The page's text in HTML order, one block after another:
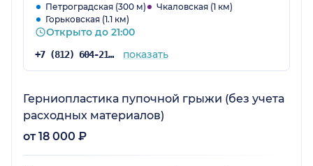
Петроградская (300 м)
Чкаловская (1 км)
Горьковская (1.1 км)
Открыто до 21:00
+7 (812) 604-21-66 показать
Герниопластика пупочной грыжи (без учета
расходных материалов)
от 18 000 ₽